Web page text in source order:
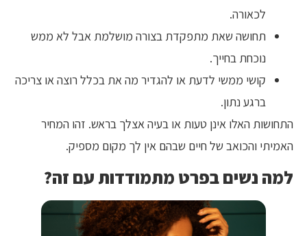
לכאורה.
תחושה שאת מתפקדת בצורה מושלמת אבל לא ממש
נוכחת בחייך.
קושי ממשי לדעת או להגדיר מה את בכלל רוצה או צריכה
ברגע נתון.
התחושות האלו אינן טעות או בעיה אצלך בראש. זהו המחיר
האמיתי והכואב של חיים שבהם אין לך מקום מספיק.
למה נשים בפרט מתמודדות עם זה?